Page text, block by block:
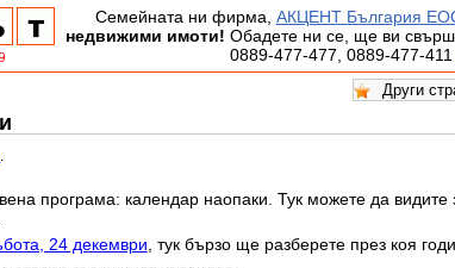
Семейната ни фирма, АКЦЕНТ България
недвижими имоти! Обадете ни се, ще ви
0889-477-477, 0889-477-411
програма: календар наопаки. Тук можете да видите
24 декември , тук бързо ще разберете през коя